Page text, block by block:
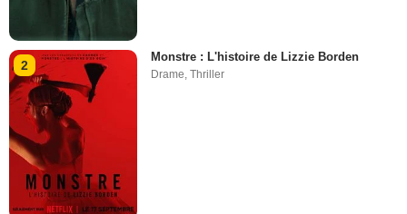
2
Monstre : L'histoire de Lizzie Borden
Drame,Thriller